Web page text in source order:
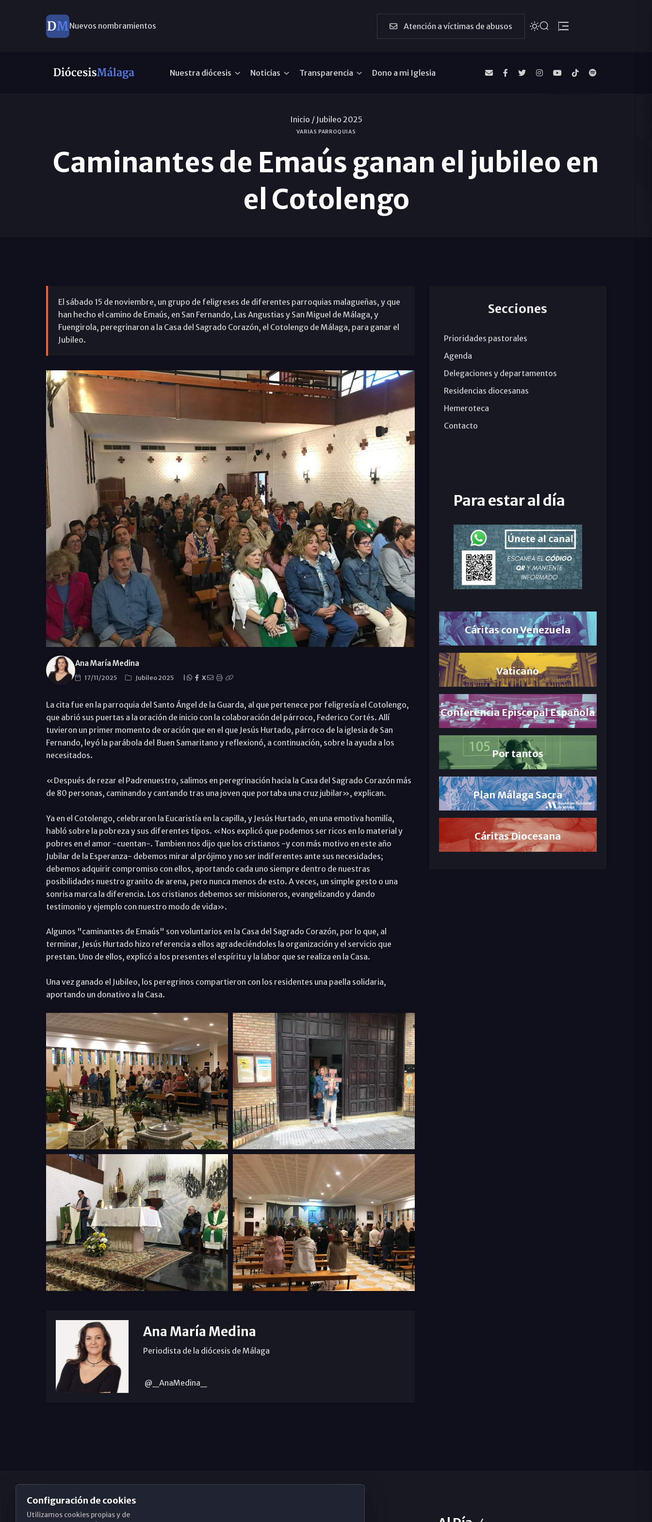
Nuevos nombramientos Atención a víctimas de abusos
Nuestra diócesis Noticias Transparencia Dono a mi Iglesia
Inicio / Jubileo 2025
VARIAS PARROQUIAS
Caminantes de Emaús ganan el jubileo en
el Cotolengo
El sábado 15 de noviembre, un grupo de feligreses de diferentes parroquias malagueñas, y que
han hecho el camino de Emaús, en San Fernando, Las Angustias y San Miguel de Málaga, y
Fuengirola, peregrinaron a la Casa del Sagrado Corazón, el Cotolengo de Málaga, para ganar el
Jubileo.
Ana María Medina
17/11/2025 Jubileo 2025 X
La cita fue en la parroquia del Santo Ángel de la Guarda, al que pertenece por feligresía el Cotolengo,
que abrió sus puertas a la oración de inicio con la colaboración del párroco, Federico Cortés. Allí
tuvieron un primer momento de oración que en el que Jesús Hurtado, párroco de la iglesia de San
Fernando, leyó la parábola del Buen Samaritano y reflexionó, a continuación, sobre la ayuda a los
necesitados.
«Después de rezar el Padrenuestro, salimos en peregrinación hacia la Casa del Sagrado Corazón más
de 80 personas, caminando y cantando tras una joven que portaba una cruz jubilar», explican.
Ya en el Cotolengo, celebraron la Eucaristía en la capilla, y Jesús Hurtado, en una emotiva homilía,
habló sobre la pobreza y sus diferentes tipos. «Nos explicó que podemos ser ricos en lo material y
pobres en el amor -cuentan-. Tambien nos dijo que los cristianos -y con más motivo en este año
Jubilar de la Esperanza- debemos mirar al prójimo y no ser indiferentes ante sus necesidades;
debemos adquirir compromiso con ellos, aportando cada uno siempre dentro de nuestras
posibilidades nuestro granito de arena, pero nunca menos de esto. A veces, un simple gesto o una
sonrisa marca la diferencia. Los cristianos debemos ser misioneros, evangelizando y dando
testimonio y ejemplo con nuestro modo de vida».
Algunos "caminantes de Emaús" son voluntarios en la Casa del Sagrado Corazón, por lo que, al
terminar, Jesús Hurtado hizo referencia a ellos agradeciéndoles la organización y el servicio que
prestan. Uno de ellos, explicó a los presentes el espíritu y la labor que se realiza en la Casa.
Una vez ganado el Jubileo, los peregrinos compartieron con los residentes una paella solidaria,
aportando un donativo a la Casa.
Ana María Medina
Periodista de la diócesis de Málaga
@_AnaMedina_
Secciones
Prioridades pastorales
Agenda
Delegaciones y departamentos
Residencias diocesanas
Hemeroteca
Contacto
Para estar al día
Cáritas con Venezuela
Vaticano
Conferencia Episcopal Española
Por tantos
Plan Málaga Sacra
Cáritas Diocesana
Configuración de cookies
Utilizamos cookies propias y de